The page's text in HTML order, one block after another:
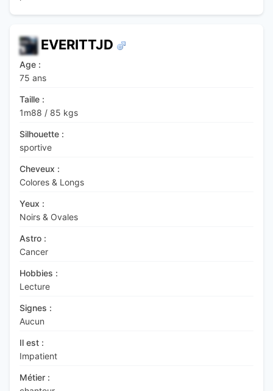
EVERITTJD
Age :
75 ans
Taille :
1m88 / 85 kgs
Silhouette :
sportive
Cheveux :
Colores & Longs
Yeux :
Noirs & Ovales
Astro :
Cancer
Hobbies :
Lecture
Signes :
Aucun
Il est :
Impatient
Métier :